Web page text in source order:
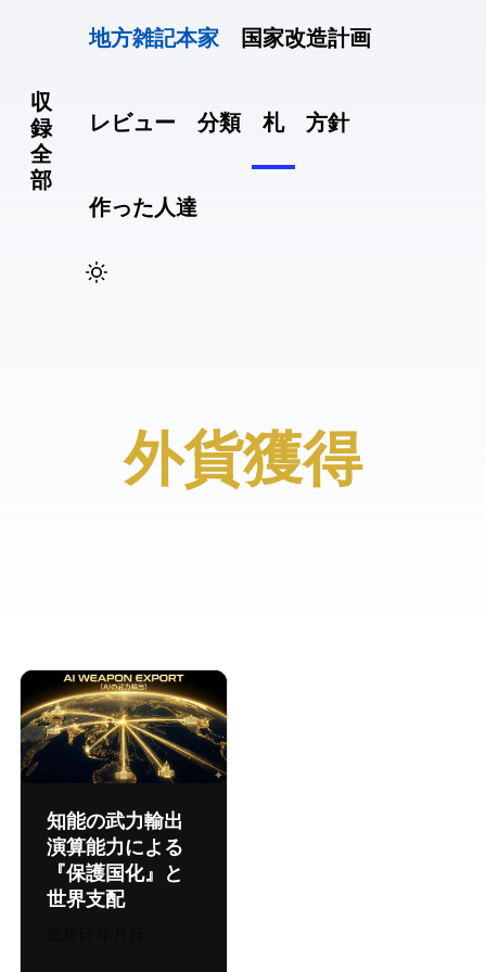
収
録
全
部
地方雑記(本家) 国家改造計画
レビュー 分類 札 方針
作った人達
#外貨獲得
知能の武力輸出 ——
演算能力による
『保護国化』と
世界支配